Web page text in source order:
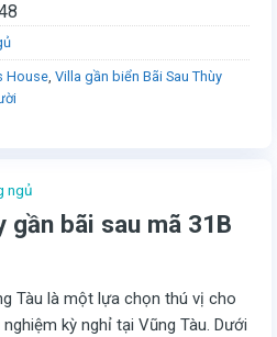
ngủ
gần bãi sau mã 31B
Tàu là một lựa chọn thú vị cho
kỳ nghỉ tại Vũng Tàu. Dưới
House, Villa gần biển Bãi Sau Thùy